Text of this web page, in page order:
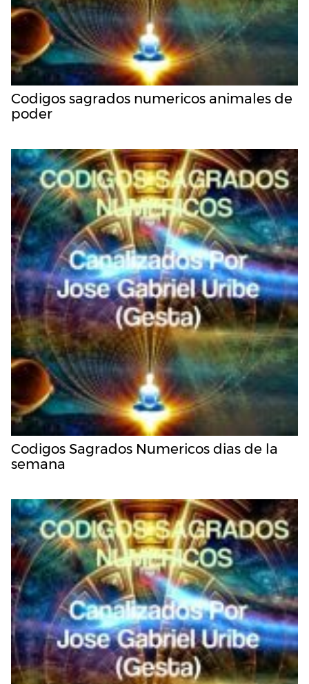
Codigos sagrados numericos animales de
poder
Codigos Sagrados Numericos dias de la
semana